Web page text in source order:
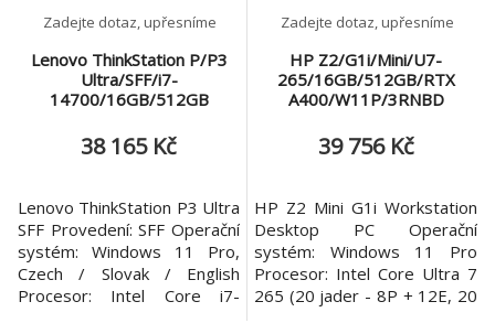
Lenovo ThinkStation P/P3
Ultra/SFF/i7-
14700/16GB/512GB
Zadejte dotaz, upřesníme
38 165 Kč
Lenovo ThinkStation P3 Ultra
SFF Provedení: SFF Operační
systém: Windows 11 Pro,
Czech / Slovak / English
Procesor: Intel Core i7-
HP Z2/G1i/Mini/U7-
265/16GB/512GB/RTX
A400/W11P/3RNBD
Zadejte dotaz, upřesníme
39 756 Kč
HP Z2 Mini G1i Workstation
Desktop PC Operační
systém: Windows 11 Pro
Procesor: Intel Core Ultra 7
265 (20 jader - 8P + 12E, 20